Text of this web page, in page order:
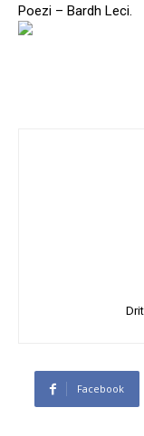
Poezi – Bardh Leci.
Facebook